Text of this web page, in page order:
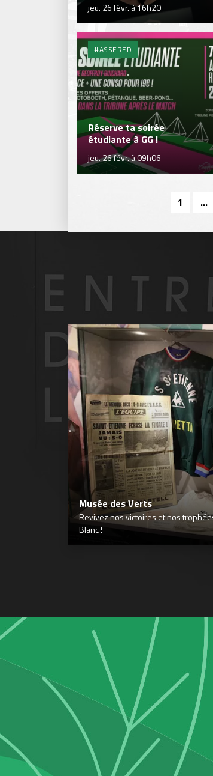
jeu. 26 févr. à 16h20
#ASSERED
Réserve ta soirée
étudiante à GG !
jeu. 26 févr. à 09h06
1 ...
Musée des Verts
Revivez nos victoires et nos
Blanc !